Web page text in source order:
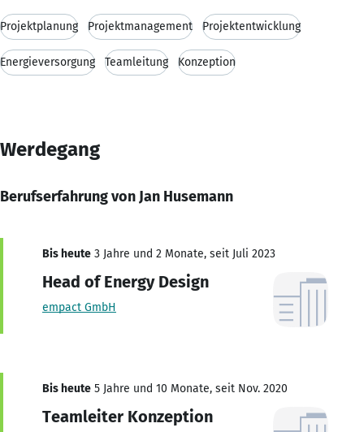
Projektplanung Projektmanagement Projektentwicklung
Energieversorgung Teamleitung Konzeption
Werdegang
Berufserfahrung von Jan Husemann
Bis heute 3 Jahre und 2 Monate, seit Juli 2023
Head of Energy Design
empact GmbH
Bis heute 5 Jahre und 10 Monate, seit Nov. 2020
Teamleiter Konzeption